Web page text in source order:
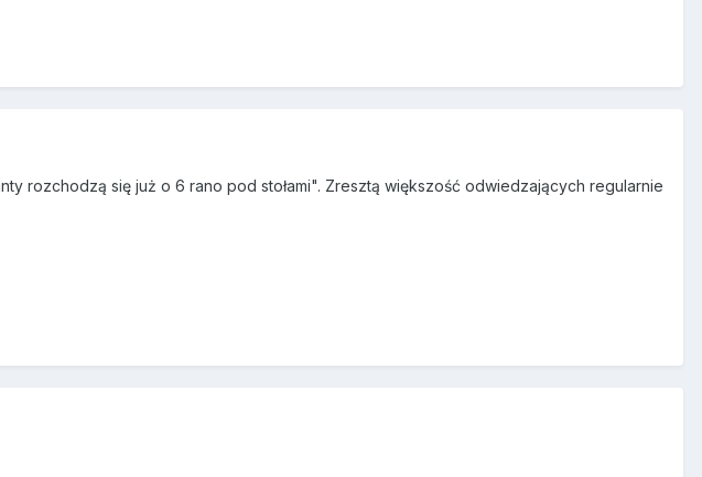
rozchodzą się już o 6 rano pod stołami". Zresztą większość odwiedzających regularnie